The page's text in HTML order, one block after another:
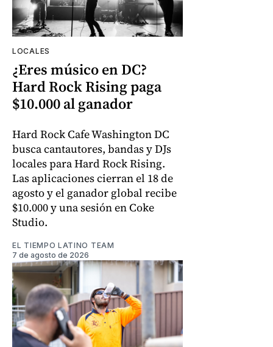
LOCALES
¿Eres músico en DC?
Hard Rock Rising paga
$10.000 al ganador
Hard Rock Cafe Washington DC
busca cantautores, bandas y DJs
locales para Hard Rock Rising.
Las aplicaciones cierran el 18 de
agosto y el ganador global recibe
$10.000 y una sesión en Coke
Studio.
EL TIEMPO LATINO TEAM
7 de agosto de 2026